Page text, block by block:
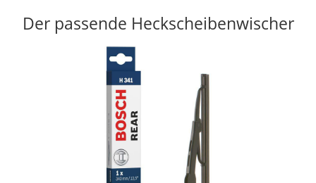
Der passende Heckscheibenwischer